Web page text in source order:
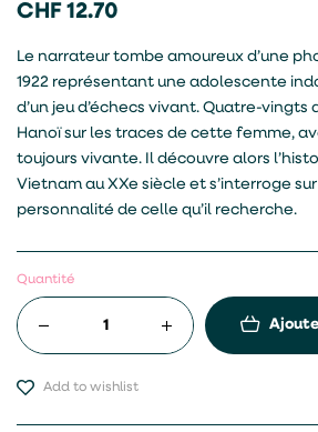
CHF 12.70
Le narrateur tombe amoureux d’une
1922 représentant une adolescente
d’un jeu d’échecs vivant. Quatre-vingts
Hanoï sur les traces de cette femme,
toujours vivante. Il découvre alors
Vietnam au XXe siècle et s’interroge
personnalité de celle qu’il recherche.
Quantité
Add to wishlist